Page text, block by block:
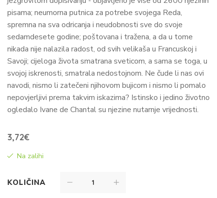
pisama; neumorna putnica za potrebe svojega Reda,
spremna na sva odricanja i neudobnosti sve do svoje
sedamdesete godine; poštovana i tražena, a da u tome
nikada nije nalazila radost, od svih velikaša u Francuskoj i
Savoji; cijeloga života smatrana sveticom, a sama se toga, u
svojoj iskrenosti, smatrala nedostojnom. Ne čude li nas ovi
navodi, nismo li zatečeni njihovom bujicom i nismo li pomalo
nepovjerljivi prema takvim iskazima? Istinsko i jedino životno
ogledalo Ivane de Chantal su njezine nutarnje vrijednosti.
3,72€
Na zalihi
KOLIČINA